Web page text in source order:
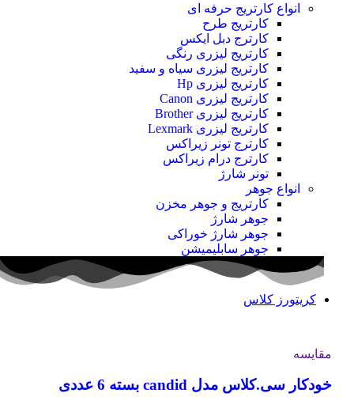
انواع کارتریج حرفه ای
کارتریج طرح
کارترج دبل ایکس
کارتریج لیزری رنگی
کارتریج لیزری سیاه و سفید
کارتریج لیزری Hp
کارتریج لیزری Canon
کارتریج لیزری Brother
کارتریج لیزری Lexmark
کارترج تونر زیراکس
کارترج درام زیراکس
تونر شارژ
انواع جوهر
کارتریج و جوهر مخزن
جوهر شارژ
جوهر شارژ خوراکی
جوهر سابلیمیشن
کریتورز کلاس
مقایسه
خودکار سی.کلاس مدل candid بسته 6 عددی